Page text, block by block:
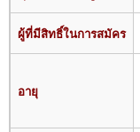
ผู้ที่มีสิทธิ์ในการสมัคร
อายุ